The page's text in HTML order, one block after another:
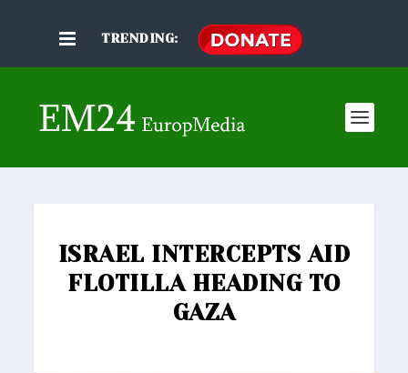
TRENDING:
ISRAEL INTERCEPTS AID
FLOTILLA HEADING TO
GAZA